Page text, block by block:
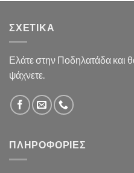
ΣΧΕΤΙΚΆ
Ελάτε στην Ποδηλατάδα και
ψάχνετε.
ΠΛΗΡΟΦΟΡΊΕΣ